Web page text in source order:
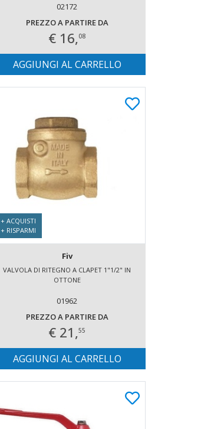
02172
PREZZO A PARTIRE DA
€ 16,08
AGGIUNGI AL CARRELLO
+ ACQUISTI
+ RISPARMI
Fiv
VALVOLA DI RITEGNO A CLAPET 1"1/2" IN
OTTONE
01962
PREZZO A PARTIRE DA
€ 21,55
AGGIUNGI AL CARRELLO